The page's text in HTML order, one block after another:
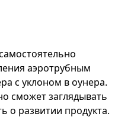
аэротрубным
с уклоном в оунера.
сможет заглядывать
о развитии продукта.